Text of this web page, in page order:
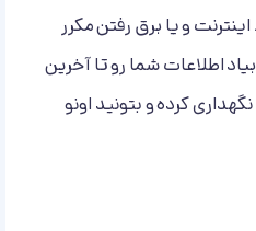
و یا برق رفتن مکرر
اطلاعات شما رو تا آخرین
کرده و بتونید اونو